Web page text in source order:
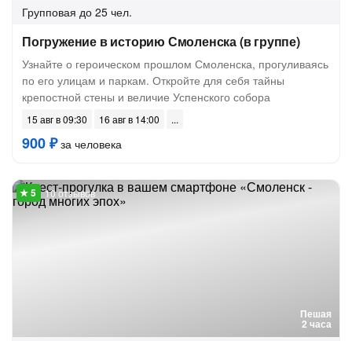
Групповая до 25 чел.
Погружение в историю Смоленска (в группе)
Узнайте о героическом прошлом Смоленска, прогуливаясь
по его улицам и паркам. Откройте для себя тайны
крепостной стены и величие Успенского собора
15 авг в 09:30 16 авг в 14:00
900 ₽за человека
Пешая
2 часа
10 отзывов